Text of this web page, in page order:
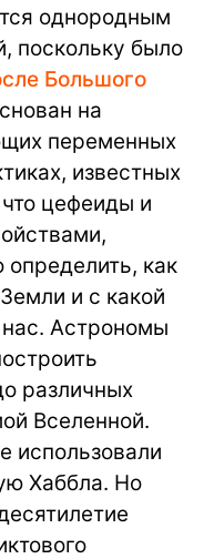
однородным
поскольку было
Большого
на
переменных
известных
цефеиды и
определить, как
и с какой
Астрономы
различных
Вселенной.
использовали
Хаббла. Но